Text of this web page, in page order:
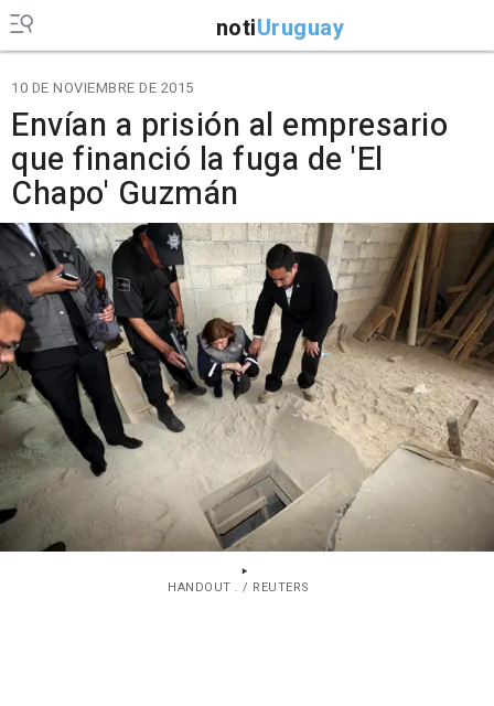
notiUruguay
10 DE NOVIEMBRE DE 2015
Envían a prisión al empresario
que financió la fuga de 'El
Chapo' Guzmán
HANDOUT . / REUTERS